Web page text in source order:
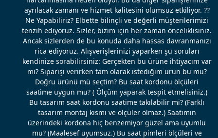
ayrılacak zamanı ve hizmet kalitesini olumsuz etkiliyor. ??
Ne Yapabiliriz? Elbette bilinçli ve değerli müşterilerimizi
tenzih ediyoruz. Sizler, bizim için her zaman önceliklisiniz.
Ancak sizlerden de bu konuda daha hassas davranmanızı
rica ediyoruz. Alışverişlerinizi yaparken şu soruları
kendinize sorabilirsiniz: Gerçekten bu ürüne ihtiyacım var
mı? Siparişi verirken tam olarak istediğim ürün bu mu?
Doğru ürünü mü seçtim? Bu saat kordonu ölçüleri
saatime uygun mu? ( Ölçüm yaparak tespit etmelisiniz.)
Bu tasarım saat kordonu saatime takılabilir mi? (Farklı
tasarım montaj kısmı ve ölçüler olmaz.) Saatimin
üzerindeki kordona hiç benzemiyor güzel ama uyumlu
mu? (Maalesef uyumsuz.) Bu saat pimleri ölçüleri ve